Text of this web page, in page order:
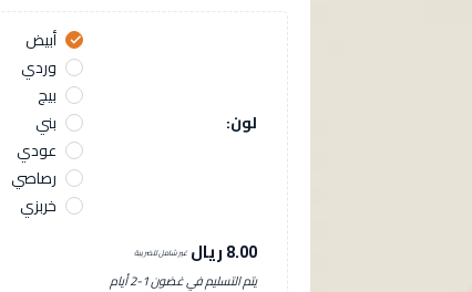
لون:
check
أبيض
وردي
بيج
بني
عودي
رصاصي
خربزي
8.00 ريال غير شامل للضريبة
يتم التسليم في غضون 1-2 أيام